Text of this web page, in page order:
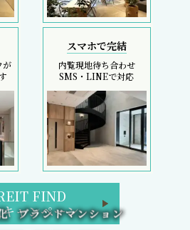
が
スマホで完結
内覧現地待ち合わせ
SMS・LINEで対応
FIND
ャンペーン